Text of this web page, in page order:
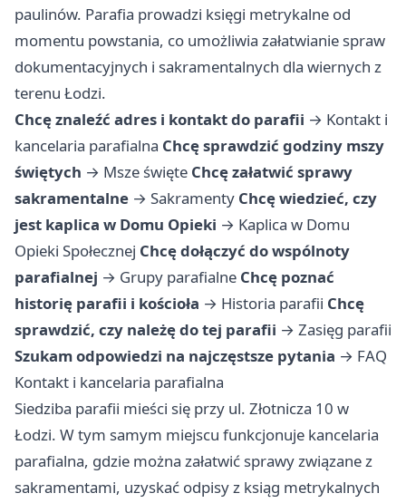
paulinów. Parafia prowadzi księgi metrykalne od
momentu powstania, co umożliwia załatwianie spraw
dokumentacyjnych i sakramentalnych dla wiernych z
terenu Łodzi.
Chcę znaleźć adres i kontakt do parafii → Kontakt i
kancelaria parafialna Chcę sprawdzić godziny mszy
świętych → Msze święte Chcę załatwić sprawy
sakramentalne → Sakramenty Chcę wiedzieć, czy
jest kaplica w Domu Opieki → Kaplica w Domu
Opieki Społecznej Chcę dołączyć do wspólnoty
parafialnej → Grupy parafialne Chcę poznać
historię parafii i kościoła → Historia parafii Chcę
sprawdzić, czy należę do tej parafii → Zasięg parafii
Szukam odpowiedzi na najczęstsze pytania → FAQ
Kontakt i kancelaria parafialna
Siedziba parafii mieści się przy ul. Złotnicza 10 w
Łodzi. W tym samym miejscu funkcjonuje kancelaria
parafialna, gdzie można załatwić sprawy związane z
sakramentami, uzyskać odpisy z ksiąg metrykalnych